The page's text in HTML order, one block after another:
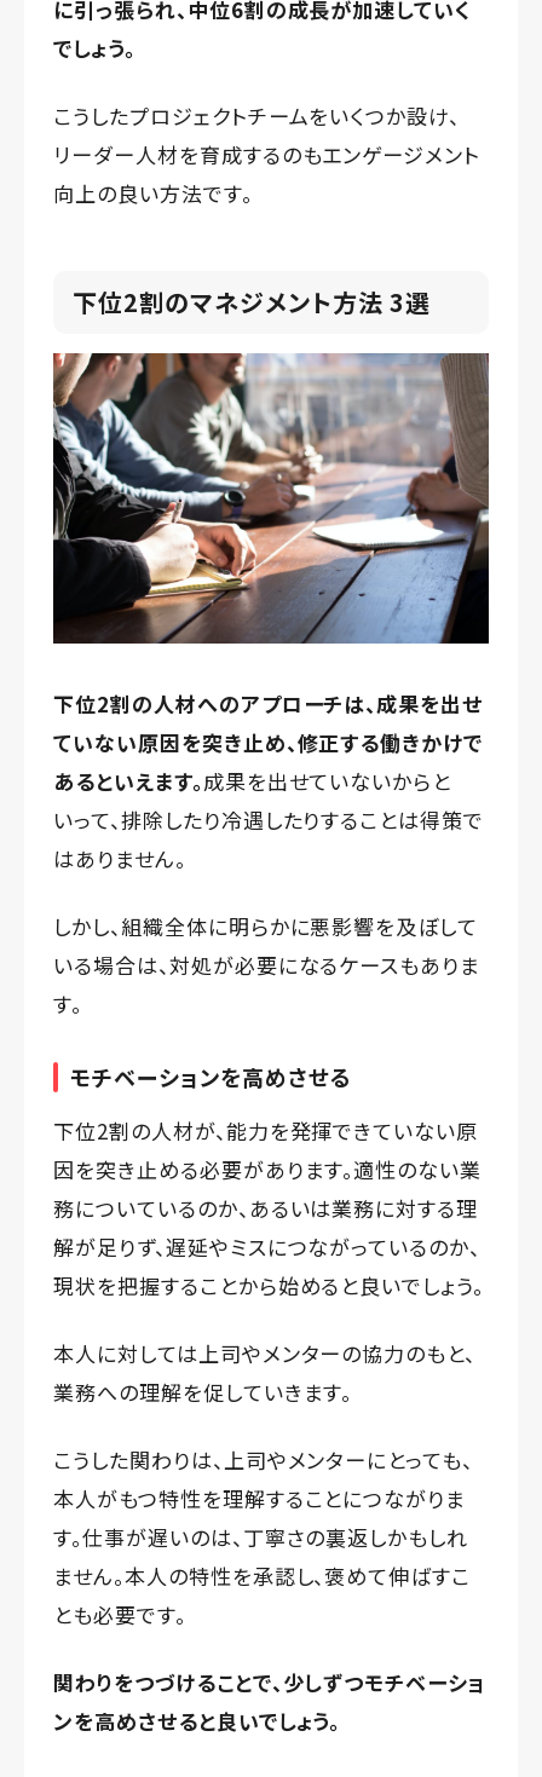
に引っ張られ、中位6割の成長が加速していく
でしょう。
こうしたプロジェクトチームをいくつか設け、
リーダー人材を育成するのもエンゲージメント
向上の良い方法です。
下位2割のマネジメント方法 3選
下位2割の人材へのアプローチは、成果を出せ
ていない原因を突き止め、修正する働きかけで
あるといえます。成果を出せていないからと
いって、排除したり冷遇したりすることは得策で
はありません。
しかし、組織全体に明らかに悪影響を及ぼして
いる場合は、対処が必要になるケースもありま
す。
モチベーションを高めさせる
下位2割の人材が、能力を発揮できていない原
因を突き止める必要があります。適性のない業
務についているのか、あるいは業務に対する理
解が足りず、遅延やミスにつながっているのか、
現状を把握することから始めると良いでしょう。
本人に対しては上司やメンターの協力のもと、
業務への理解を促していきます。
こうした関わりは、上司やメンターにとっても、
本人がもつ特性を理解することにつながりま
す。仕事が遅いのは、丁寧さの裏返しかもしれ
ません。本人の特性を承認し、褒めて伸ばすこ
とも必要です。
関わりをつづけることで、少しずつモチベーショ
ンを高めさせると良いでしょう。